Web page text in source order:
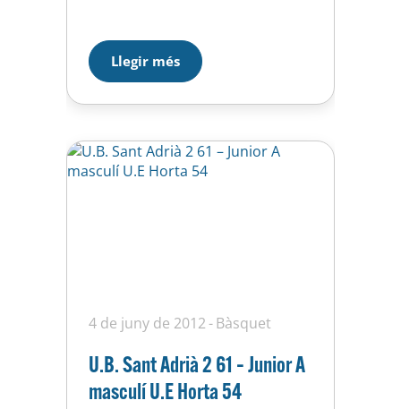
han gaudit amb totes les
sessions d’entrenaments en les
que han participat. Els més
petits del campus han…
Llegir més
4 de juny de 2012 Bàsquet
U.B. Sant Adrià 2 61 – Junior A
masculí U.E Horta 54